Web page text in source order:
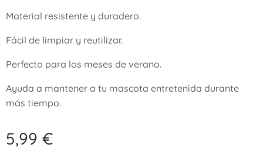
Material resistente y duradero.
Fácil de limpiar y reutilizar.
Perfecto para los meses de verano.
Ayuda a mantener a tu mascota entretenida durante
más tiempo.
5,99 €